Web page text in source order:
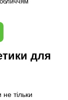
для
тільки